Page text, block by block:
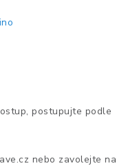
postupujte podle
nebo zavolejte na